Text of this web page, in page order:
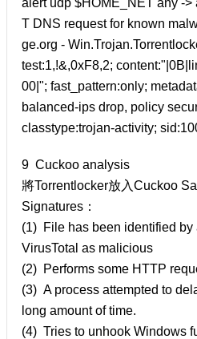
T DNS request for known
ge.org -
test:1,!&,0xF8,2;
00|"; fast_pattern:only;
balanced-ips drop, policy
classtype:trojan-activity;
9 Cuckoo analysis
將Torrentlocker放入Cuckoo
Signatures：
(1) File has been identified by
VirusTotal as malicious
(2) Performs some HTTP
(3) A process attempted to
long amount of time.
(4) Tries to unhook Windows